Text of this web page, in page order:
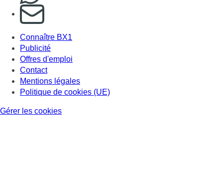
S'abonner à notre newsletter
Connaître BX1
Publicité
Offres d'emploi
Contact
Mentions légales
Politique de cookies (UE)
Gérer les cookies